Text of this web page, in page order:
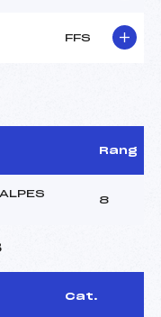
FFS
Rang
8
Cat.